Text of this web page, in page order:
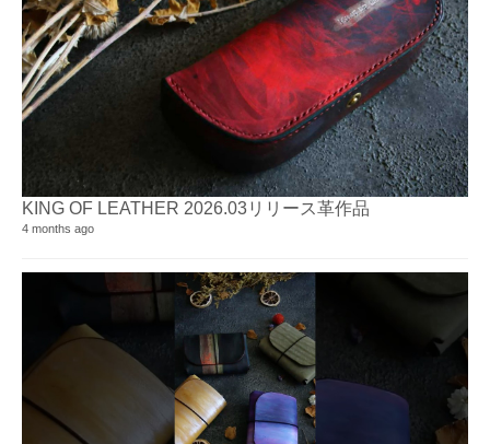
KING OF LEATHER 2026.03リリース革作品
4 months ago